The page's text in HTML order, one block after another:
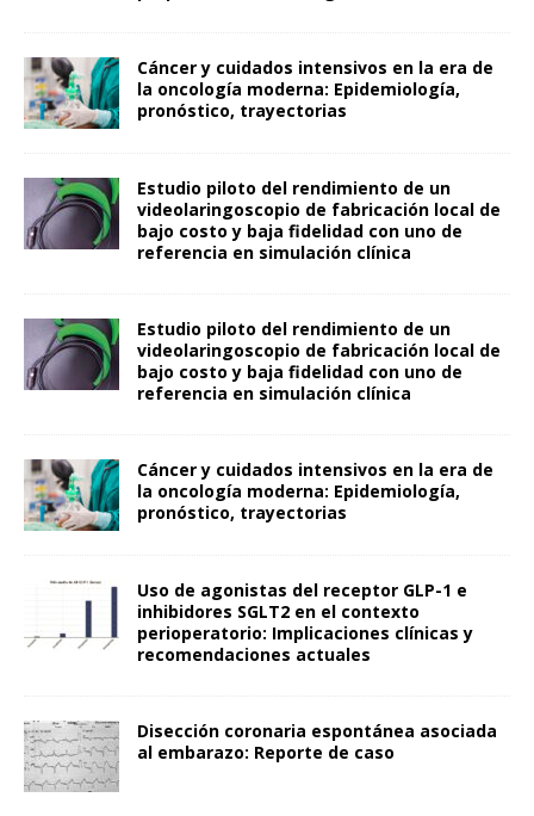
Cáncer y cuidados intensivos en la era de
la oncología moderna: Epidemiología,
pronóstico, trayectorias
Estudio piloto del rendimiento de un
videolaringoscopio de fabricación local de
bajo costo y baja fidelidad con uno de
referencia en simulación clínica
Estudio piloto del rendimiento de un
videolaringoscopio de fabricación local de
bajo costo y baja fidelidad con uno de
referencia en simulación clínica
Cáncer y cuidados intensivos en la era de
la oncología moderna: Epidemiología,
pronóstico, trayectorias
Uso de agonistas del receptor GLP-1 e
inhibidores SGLT2 en el contexto
perioperatorio: Implicaciones clínicas y
recomendaciones actuales
Disección coronaria espontánea asociada
al embarazo: Reporte de caso